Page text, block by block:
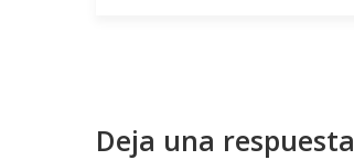
Deja una respuesta